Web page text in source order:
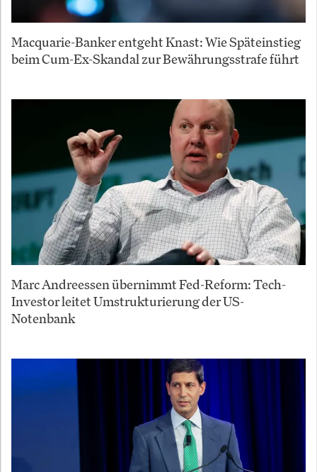
Macquarie-Banker entgeht Knast: Wie Späteinstieg
beim Cum-Ex-Skandal zur Bewährungsstrafe führt
Marc Andreessen übernimmt Fed-Reform: Tech-
Investor leitet Umstrukturierung der US-
Notenbank